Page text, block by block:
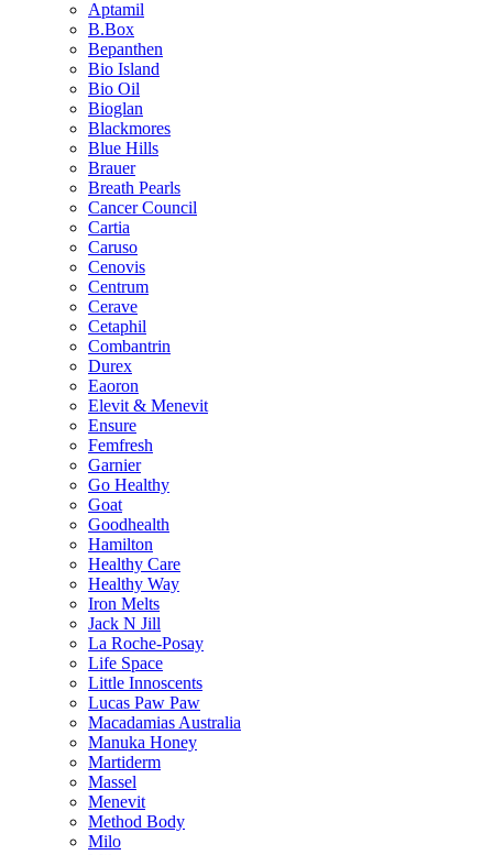
Aptamil
B.Box
Bepanthen
Bio Island
Bio Oil
Bioglan
Blackmores
Blue Hills
Brauer
Breath Pearls
Cancer Council
Cartia
Caruso
Cenovis
Centrum
Cerave
Cetaphil
Combantrin
Durex
Eaoron
Elevit & Menevit
Ensure
Femfresh
Garnier
Go Healthy
Goat
Goodhealth
Hamilton
Healthy Care
Healthy Way
Iron Melts
Jack N Jill
La Roche-Posay
Life Space
Little Innoscents
Lucas Paw Paw
Macadamias Australia
Manuka Honey
Martiderm
Massel
Menevit
Method Body
Milo